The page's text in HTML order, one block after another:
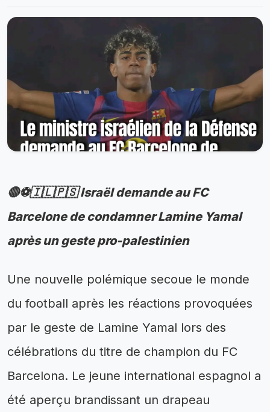
🔴⚽🇮🇱🇵🇸 Israël demande au FC
Barcelone de condamner Lamine Yamal
après un geste pro-palestinien
Une nouvelle polémique secoue le monde
du football après les réactions provoquées
par le geste de Lamine Yamal lors des
célébrations du titre de champion du FC
Barcelona. Le jeune international espagnol a
été aperçu brandissant un drapeau